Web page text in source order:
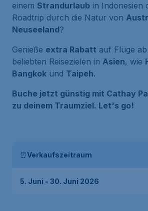
einem Strandurlaub in Indonesien
Roadtrip durch die Natur von
Neuseeland?
Genieße extra Rabatt auf Flüge
beliebten Reisezielen in Asien, wie
Bangkok und Taipeh.
Buche jetzt günstig mit Cathay
zu deinem Traumziel. Let's go!
⏰Verkaufszeitraum
5. Juni - 30. Juni 2026